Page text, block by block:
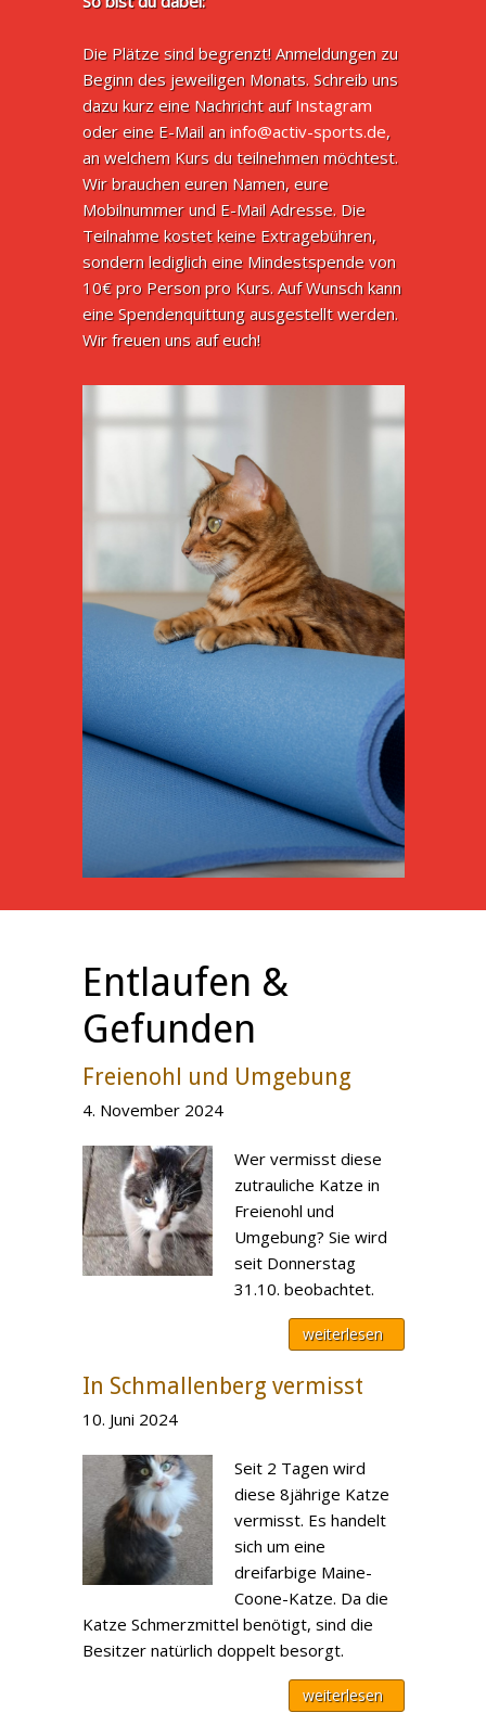
Die Plätze sind begrenzt! Anmeldungen zu
Beginn des jeweiligen Monats. Schreib uns
dazu kurz eine Nachricht aufInstagram
oder eine E-Mail aninfo@activ-sports.de,
an welchem Kurs du teilnehmen möchtest.
Wir brauchen euren Namen, eure
Mobilnummer und E-Mail Adresse. Die
Teilnahme kostet keine Extragebühren,
sondern lediglich eine Mindestspende von
10€ pro Person pro Kurs. Auf Wunsch kann
eine Spendenquittung ausgestellt werden.
Wir freuen uns auf euch!
Entlaufen &
Gefunden
Freienohl und Umgebung
4. November 2024
Wer vermisst diese
zutrauliche Katze in
Freienohl und
Umgebung? Sie wird
seit Donnerstag
31.10. beobachtet.
weiterlesen
In Schmallenberg vermisst
10. Juni 2024
Seit 2 Tagen wird
diese 8jährige Katze
vermisst. Es handelt
sich um eine
dreifarbige Maine-
Coone-Katze. Da die
Katze Schmerzmittel benötigt, sind die
Besitzer natürlich doppelt besorgt.
weiterlesen